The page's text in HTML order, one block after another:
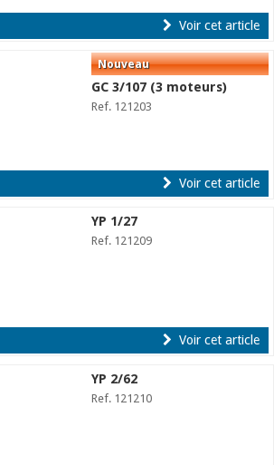
Voir cet article
GC 3/107 (3 moteurs)
Ref. 121203
Voir cet article
YP 1/27
Ref. 121209
Voir cet article
YP 2/62
Ref. 121210